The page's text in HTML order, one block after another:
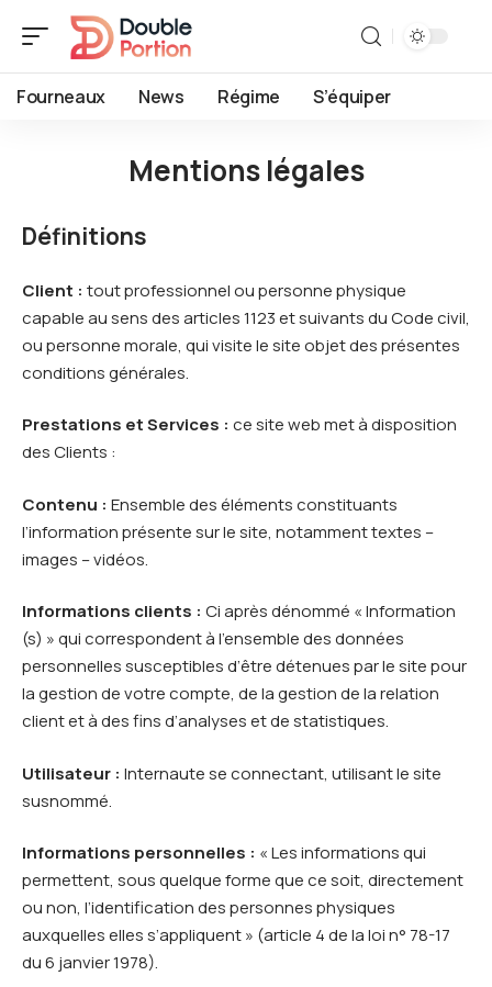
Fourneaux News Régime S’équiper
Mentions légales
Définitions
Client : tout professionnel ou personne physique
capable au sens des articles 1123 et suivants du Code civil,
ou personne morale, qui visite le site objet des présentes
conditions générales.
Prestations et Services : ce site web met à disposition
des Clients :
Contenu : Ensemble des éléments constituants
l’information présente sur le site, notamment textes –
images – vidéos.
Informations clients : Ci après dénommé « Information
(s) » qui correspondent à l’ensemble des données
personnelles susceptibles d’être détenues par le site pour
la gestion de votre compte, de la gestion de la relation
client et à des fins d’analyses et de statistiques.
Utilisateur : Internaute se connectant, utilisant le site
susnommé.
Informations personnelles : « Les informations qui
permettent, sous quelque forme que ce soit, directement
ou non, l’identification des personnes physiques
auxquelles elles s’appliquent » (article 4 de la loi n° 78-17
du 6 janvier 1978).